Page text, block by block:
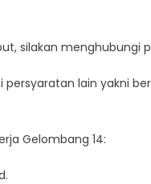
silakan
lain yakni
Gelombang 14: